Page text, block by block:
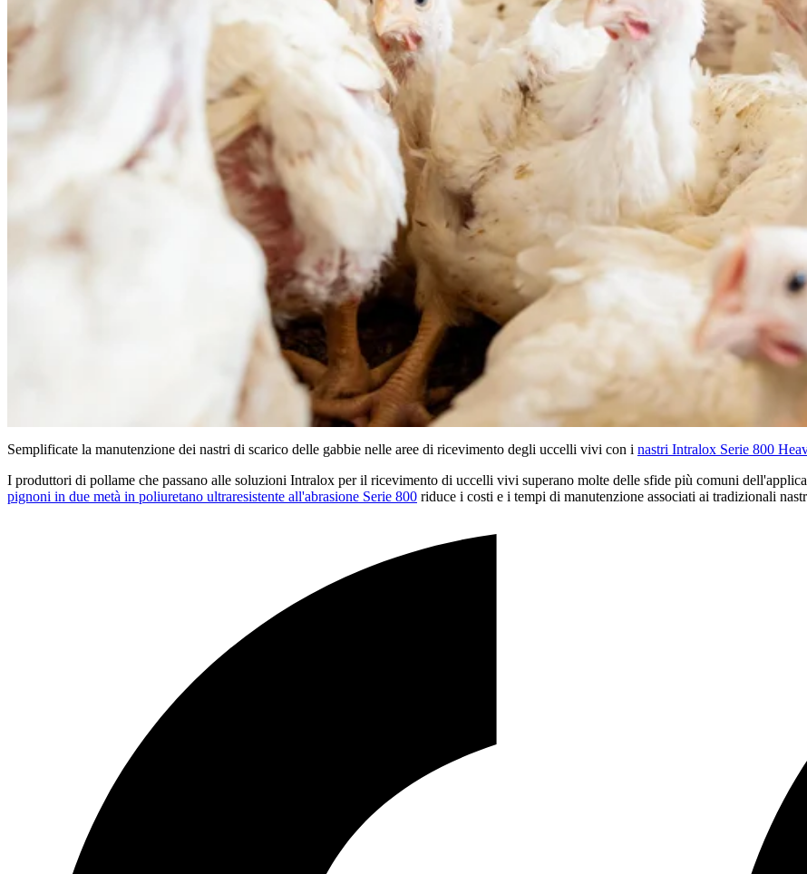
Semplificate la manutenzione dei nastri di scarico delle gabbie nelle aree di ricevimento degli uccelli vivi con i nastri Intralox Serie 800
I produttori di pollame che passano alle soluzioni Intralox per il ricevimento di uccelli vivi superano molte delle sfide più comuni
pignoni in due metà in poliuretano ultraresistente all'abrasione Serie 800 riduce i costi e i tempi di manutenzione associati ai tradizionali